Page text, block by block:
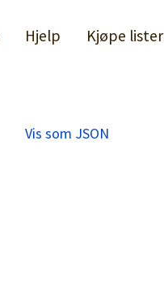
Hjelp Kjøpe lister
Vis som JSON